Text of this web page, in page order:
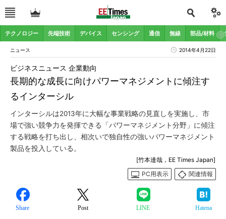
テクノロジー 先端技術 デバイス センシング 通信 無線 部品/材料
ニュース 2014年4月22日
長期的な成長に向けパワーマネジメントに傾注す
るインターシル
ビジネスニュース 企業動向
インターシルは2013年に大幅な事業戦略の見直しを実施し、市
場で強い競争力を発揮できる「パワーマネジメント分野」に傾注
する戦略を打ち出し、相次いで独自性の強いパワーマネジメント
製品を投入している。
[竹本達哉，EE Times Japan]
PC用表示
関連情報
Share Post LINE Hatena